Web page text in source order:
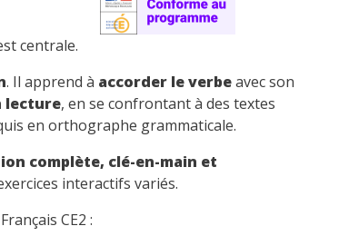
centrale.
. Il apprend à accorder le verbeavec son
lecture, en se confrontant à des textes
en orthographe grammaticale.
complète, clé-en-main et
interactifs variés.
CE2 :